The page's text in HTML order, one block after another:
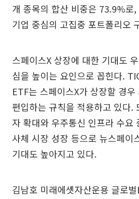
개 종목의 합산 비중은 73.9%로
기업 중심의 고집중 포트폴리오
스페이스X 상장에 대한 기대도
심을 높이는 요인으로 꼽힌다.
ETF는 스페이스X가 상장할 경
편입하는 규칙을 적용하고 있다.
자 확대와 우주통신 인프라 수요
사체 시장 성장 등으로 뉴스페이
기대도 높아지고 있다.
김남호 미래에셋자산운용 글로